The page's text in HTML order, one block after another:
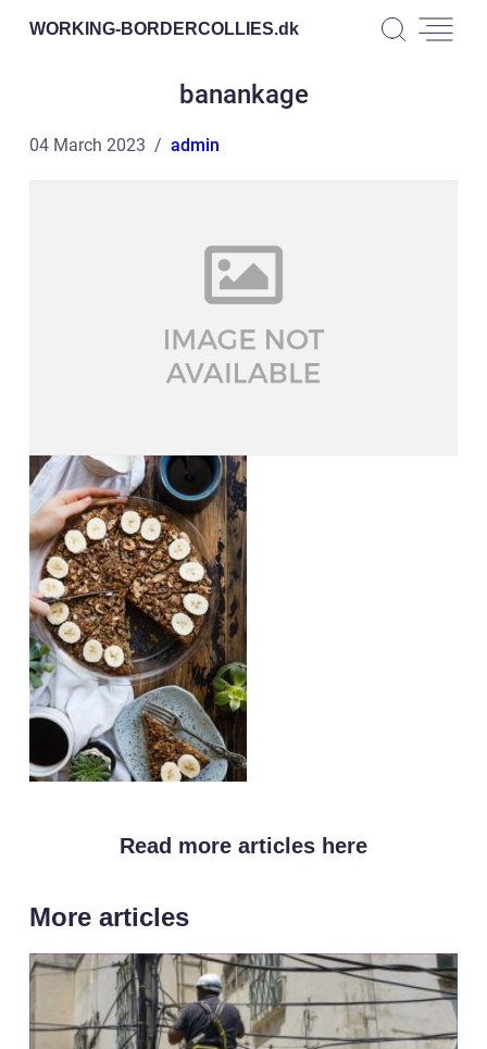
WORKING-BORDERCOLLIES.dk
banankage
04 March 2023 admin
Read more articles here
More articles